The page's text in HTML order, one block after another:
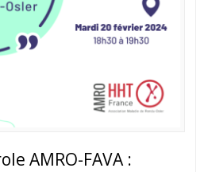
AMRO-FAVA :